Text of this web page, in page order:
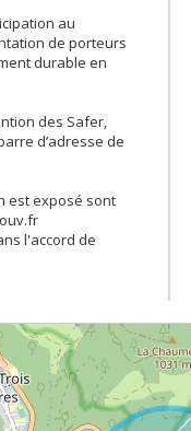
au
de porteurs
durable en
des Safer,
d’adresse de
est exposé sont
l'accord de